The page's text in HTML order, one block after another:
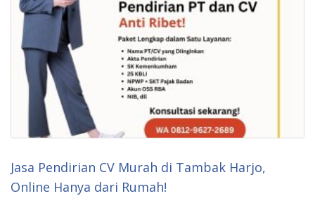
Jasa Pendirian CV Murah di Tambak Harjo,
Online Hanya dari Rumah!